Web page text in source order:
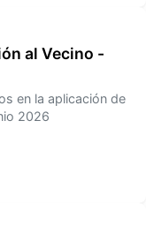
al Vecino -
en la aplicación de
2026